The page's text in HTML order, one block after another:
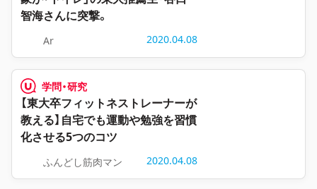
智海さんに突撃。
Ar 2020.04.08
学問・研究
【東大卒フィットネストレーナーが
教える】自宅でも運動や勉強を習慣
化させる5つのコツ
ふんどし筋肉マン 2020.04.08